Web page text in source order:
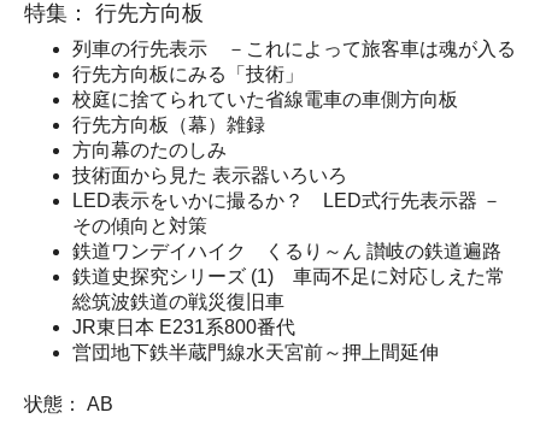
特集： 行先方向板
列車の行先表示 －これによって旅客車は魂が入る
行先方向板にみる「技術」
校庭に捨てられていた省線電車の車側方向板
行先方向板（幕）雑録
方向幕のたのしみ
技術面から見た 表示器いろいろ
LED表示をいかに撮るか？ LED式行先表示器 －
その傾向と対策
鉄道ワンデイハイク くるり～ん 讃岐の鉄道遍路
鉄道史探究シリーズ (1) 車両不足に対応しえた常
総筑波鉄道の戦災復旧車
JR東日本 E231系800番代
営団地下鉄半蔵門線水天宮前～押上間延伸
状態： AB